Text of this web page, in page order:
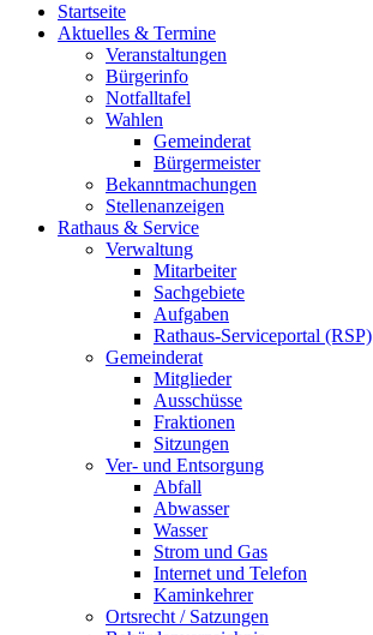
Startseite
Aktuelles & Termine
Veranstaltungen
Bürgerinfo
Notfalltafel
Wahlen
Gemeinderat
Bürgermeister
Bekanntmachungen
Stellenanzeigen
Rathaus & Service
Verwaltung
Mitarbeiter
Sachgebiete
Aufgaben
Rathaus-Serviceportal (RSP)
Gemeinderat
Mitglieder
Ausschüsse
Fraktionen
Sitzungen
Ver- und Entsorgung
Abfall
Abwasser
Wasser
Strom und Gas
Internet und Telefon
Kaminkehrer
Ortsrecht / Satzungen